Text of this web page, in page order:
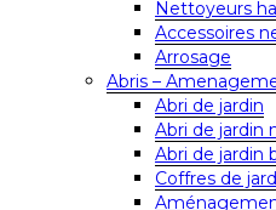
Nettoyeurs
Accessoires
Arrosage
Abris –
Abri de jardin
Abri de jardin
Abri de jardin
Coffres de